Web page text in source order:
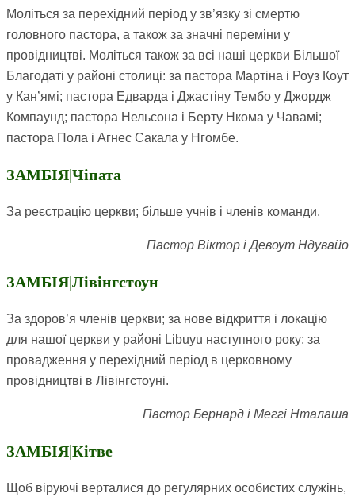
Моліться за перехідний період у зв’язку зі смертю
головного пастора, а також за значні переміни у
провідництві. Моліться також за всі наші церкви Більшої
Благодаті у районі столиці: за пастора Мартіна і Роуз Коут
у Кан’ямі; пастора Едварда і Джастіну Тембо у Джордж
Компаунд; пастора Нельсона і Берту Нкома у Чавамі;
пастора Пола і Агнес Сакала у Нгомбе.
ЗАМБІЯ|Чіпата
За реєстрацію церкви; більше учнів і членів команди.
Пастор Віктор і Девоут Ндувайо
ЗАМБІЯ|Лівінгстоун
За здоров’я членів церкви; за нове відкриття і локацію
для нашої церкви у районі Libuyu наступного року; за
провадження у перехідний період в церковному
провідництві в Лівінгстоуні.
Пастор Бернард і Меггі Нталаша
ЗАМБІЯ|Кітве
Щоб віруючі верталися до регулярних особистих служінь,